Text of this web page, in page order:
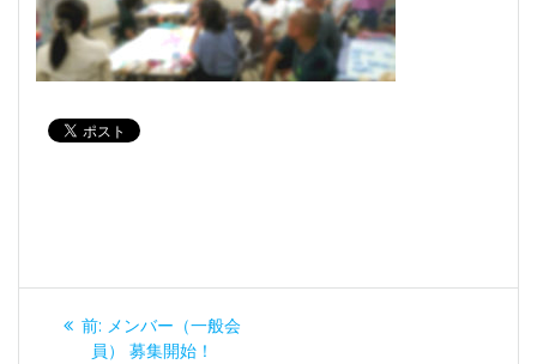
前: 過
去
メンバー（一般会
員） 募集開始！